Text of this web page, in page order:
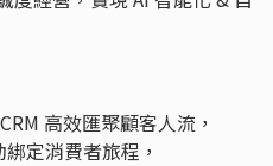
高效匯聚顧客人流，
定消費者旅程，